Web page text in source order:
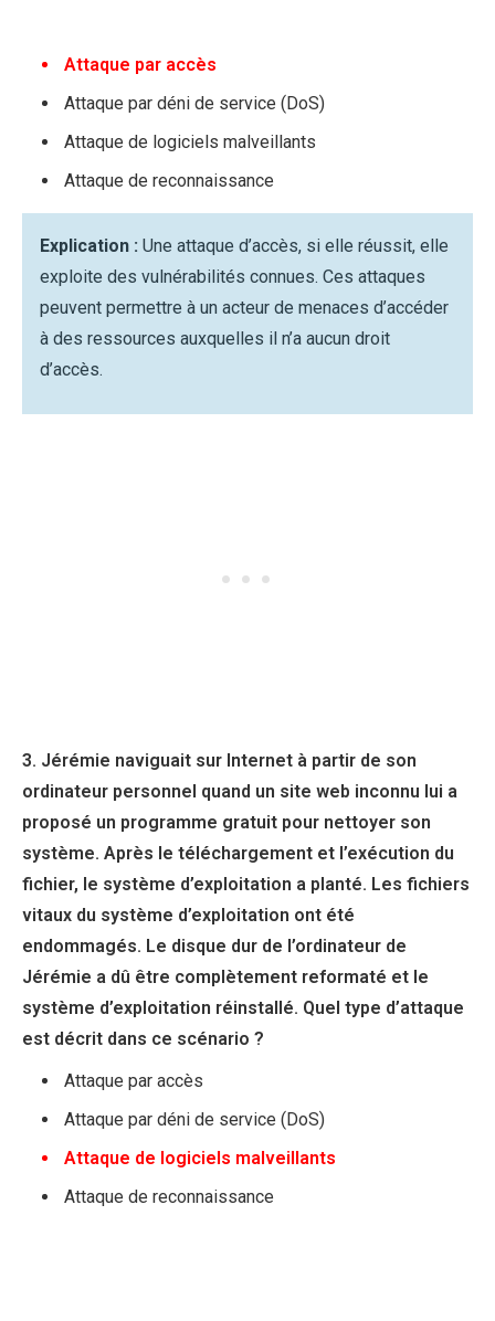
Attaque par accès
Attaque par déni de service (DoS)
Attaque de logiciels malveillants
Attaque de reconnaissance
Explication : Une attaque d’accès, si elle réussit, elle
exploite des vulnérabilités connues. Ces attaques
peuvent permettre à un acteur de menaces d’accéder
à des ressources auxquelles il n’a aucun droit
d’accès.
3. Jérémie naviguait sur Internet à partir de son
ordinateur personnel quand un site web inconnu lui a
proposé un programme gratuit pour nettoyer son
système. Après le téléchargement et l’exécution du
fichier, le système d’exploitation a planté. Les fichiers
vitaux du système d’exploitation ont été
endommagés. Le disque dur de l’ordinateur de
Jérémie a dû être complètement reformaté et le
système d’exploitation réinstallé. Quel type d’attaque
est décrit dans ce scénario ?
Attaque par accès
Attaque par déni de service (DoS)
Attaque de logiciels malveillants
Attaque de reconnaissance